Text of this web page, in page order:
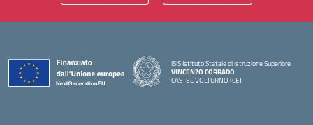
ISIS Istituto Statale di Istruzione Superiore
VINCENZO CORRADO
CASTEL VOLTURNO (CE)